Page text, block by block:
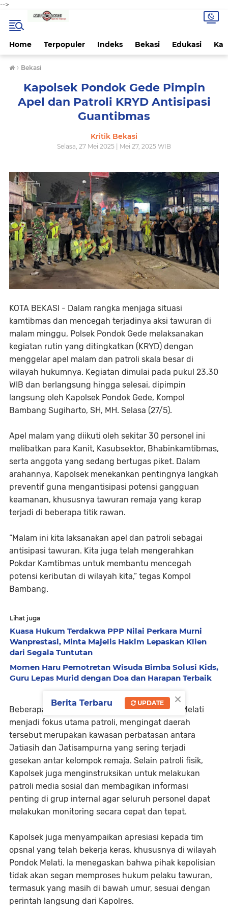
-->
Home Terpopuler Indeks Bekasi Edukasi
› Bekasi
Kapolsek Pondok Gede Pimpin
Apel dan Patroli KRYD Antisipasi
Guantibmas
Kritik Bekasi
Selasa, 27 Mei 2025 | Mei 27, 2025 WIB
KOTA BEKASI - Dalam rangka menjaga situasi
kamtibmas dan mencegah terjadinya aksi tawuran di
malam minggu, Polsek Pondok Gede melaksanakan
kegiatan rutin yang ditingkatkan (KRYD) dengan
menggelar apel malam dan patroli skala besar di
wilayah hukumnya. Kegiatan dimulai pada pukul 23.30
WIB dan berlangsung hingga selesai, dipimpin
langsung oleh Kapolsek Pondok Gede, Kompol
Bambang Sugiharto, SH, MH. Selasa (27/5).
Apel malam yang diikuti oleh sekitar 30 personel ini
melibatkan para Kanit, Kasubsektor, Bhabinkamtibmas,
serta anggota yang sedang bertugas piket. Dalam
arahannya, Kapolsek menekankan pentingnya langkah
preventif guna mengantisipasi potensi gangguan
keamanan, khususnya tawuran remaja yang kerap
terjadi di beberapa titik rawan.
“Malam ini kita laksanakan apel dan patroli sebagai
antisipasi tawuran. Kita juga telah mengerahkan
Pokdar Kamtibmas untuk membantu mencegah
potensi keributan di wilayah kita,” tegas Kompol
Bambang.
Lihat juga
Kuasa Hukum Terdakwa PPP Nilai Perkara Murni
Wanprestasi, Minta Majelis Hakim Lepaskan Klien
dari Segala Tuntutan
Momen Haru Pemotretan Wisuda Bimba Solusi Kids,
Guru Lepas Murid dengan Doa dan Harapan Terbaik
Beberapa titik rawan seperti wilayah Pondok Melati
menjadi fokus utama patroli, mengingat daerah
tersebut merupakan kawasan perbatasan antara
Jatiasih dan Jatisampurna yang sering terjadi
gesekan antar kelompok remaja. Selain patroli fisik,
Kapolsek juga menginstruksikan untuk melakukan
patroli media sosial dan membagikan informasi
penting di grup internal agar seluruh personel dapat
melakukan monitoring secara cepat dan tepat.
Kapolsek juga menyampaikan apresiasi kepada tim
opsnal yang telah bekerja keras, khususnya di wilayah
Pondok Melati. Ia menegaskan bahwa pihak kepolisian
tidak akan segan memproses hukum pelaku tawuran,
termasuk yang masih di bawah umur, sesuai dengan
perintah langsung dari Kapolres.
×
Berita Terbaru UPDATE